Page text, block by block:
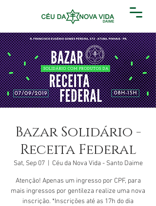
Bazar Solidário -
Receita Federal
Sat, Sep 07
  |
Céu da Nova Vida - Santo Daime
Atenção! Apenas um ingresso por CPF, para
mais ingressos por gentileza realize uma nova
inscrição. *Inscrições até as 17h do dia